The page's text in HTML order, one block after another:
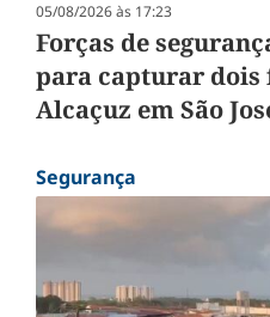
05/08/2026 às 17:23
Forças de
para capturar dois
Alcaçuz em São
Segurança